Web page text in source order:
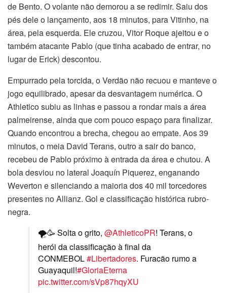
de Bento. O volante não demorou a se redimir. Saiu dos
pés dele o lançamento, aos 18 minutos, para Vitinho, na
área, pela esquerda. Ele cruzou, Vitor Roque ajeitou e o
também atacante Pablo (que tinha acabado de entrar, no
lugar de Erick) descontou.
Empurrado pela torcida, o Verdão não recuou e manteve o
jogo equilibrado, apesar da desvantagem numérica. O
Athletico subiu as linhas e passou a rondar mais a área
palmeirense, ainda que com pouco espaço para finalizar.
Quando encontrou a brecha, chegou ao empate. Aos 39
minutos, o meia David Terans, outro a sair do banco,
recebeu de Pablo próximo à entrada da área e chutou. A
bola desviou no lateral Joaquín Piquerez, enganando
Weverton e silenciando a maioria dos 40 mil torcedores
presentes no Allianz. Gol e classificação histórica rubro-
negra.
🌪️🥳 Solta o grito, @AthleticoPR! Terans, o
herói da classificação à final da
CONMEBOL#Libertadores. Furacão rumo a
Guayaquil!#GloriaEterna
pic.twitter.com/sVp87hqyXU